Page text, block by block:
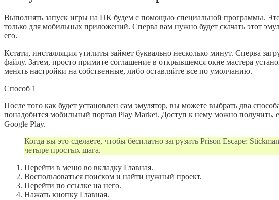
Выполнять запуск игры на ПК будем с помощью специальной программы.
только для мобильных приложений. Сперва вам нужно будет скачать этот
его.
Кстати, инсталляция утилиты займет буквально несколько минут. Сперва
файлу. Затем, просто примите соглашение в открывшемся окне мастера
менять настройки на собственные, либо оставляйте все по умолчанию.
Способ 1
После того как будет установлен сам эмулятор, вы можете выбрать два
понадобится мобильный портал Play Market. Доступ к нему можно получить,
Google Play.
Когда вы это сделаете, чтобы бесплатно загрузить Prison Escape:
четыре простых шага.
Перейти в меню во вкладку Главная.
Воспользоваться поиском и найти нужный проект.
Перейти по ссылке на него.
Нажать кнопку Главная.